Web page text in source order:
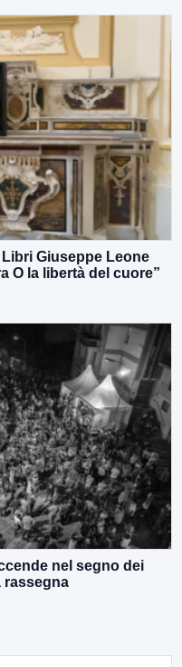
Giuseppe Leone
O la libertà del cuore”
nel segno dei
rassegna